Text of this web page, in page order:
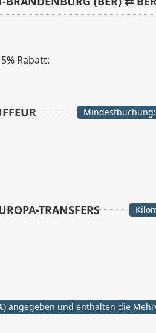
Rabatt:
TRANSFERS
angegeben und enthalten die